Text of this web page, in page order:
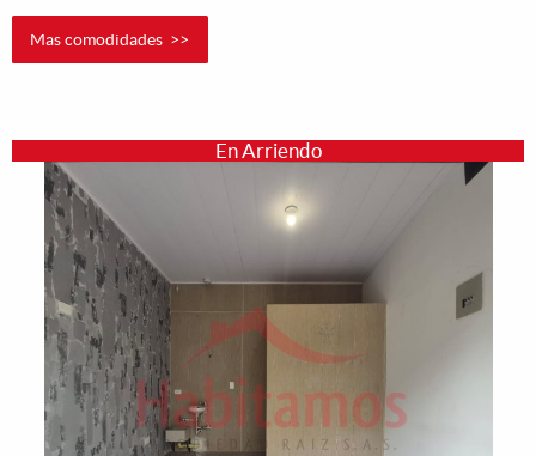
Mas comodidades >>
En Arriendo